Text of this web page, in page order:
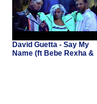
David Guetta - Say My
Name (ft Bebe Rexha &